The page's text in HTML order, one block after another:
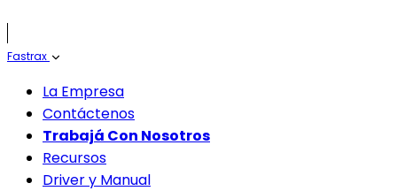
Fastrax
La Empresa
Contáctenos
Trabajá Con Nosotros
Recursos
Driver y Manual